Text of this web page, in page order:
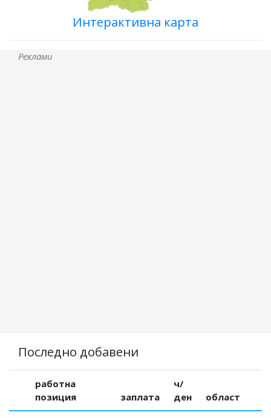
Интерактивна карта
Реклами
Последно добавени
работна
позиция
заплата
ч/
ден
област